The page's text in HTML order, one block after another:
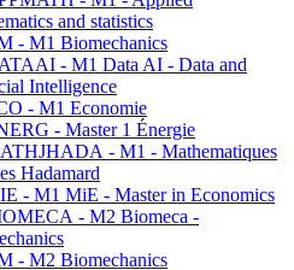
and statistics
- M1 Biomechanics
- M1 Data AI - Data and
Intelligence
- M1 Economie
- Master 1 Énergie
- M1 - Mathematiques
Hadamard
- M1 MiE - Master in Economics
- M2 Biomeca -
- M2 Biomechanics